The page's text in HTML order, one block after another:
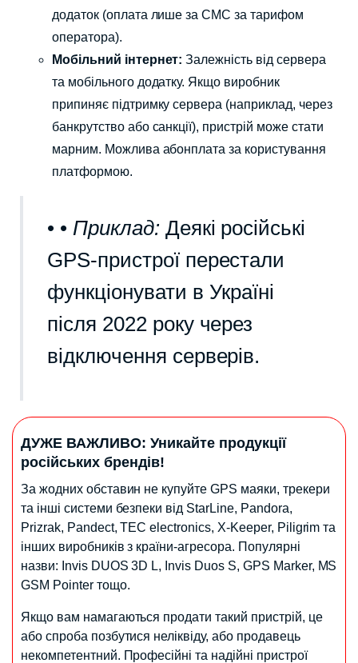
додаток (оплата лише за СМС за тарифом
оператора).
Мобільний інтернет: Залежність від сервера
та мобільного додатку. Якщо виробник
припиняє підтримку сервера (наприклад, через
банкрутство або санкції), пристрій може стати
марним. Можлива абонплата за користування
платформою.
• • Приклад:Деякі російські
GPS-пристрої перестали
функціонувати в Україні
після 2022 року через
відключення серверів.
ДУЖЕ ВАЖЛИВО: Уникайте продукції
російських брендів!
За жодних обставин не купуйте GPS маяки, трекери
та інші системи безпеки від StarLine, Pandora,
Prizrak, Pandect, TEC electronics, X-Keeper, Piligrim та
інших виробників з країни-агресора. Популярні
назви: Invis DUOS 3D L, Invis Duos S, GPS Marker, MS
GSM Pointer тощо.
Якщо вам намагаються продати такий пристрій, це
або спроба позбутися неліквіду, або продавець
некомпетентний. Професійні та надійні пристрої